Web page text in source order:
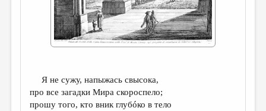
СТРАНИЦЫ ПАМЯТИ
ОБЪЯВЛЕНИЯ
РЕДКОЛЛЕГИЯ
ОТ РЕДАКЦИИ
Я не сужу, напыжась свысока,
про все загадки Мира скороспело;
прошу того, кто вник глубóко в тело